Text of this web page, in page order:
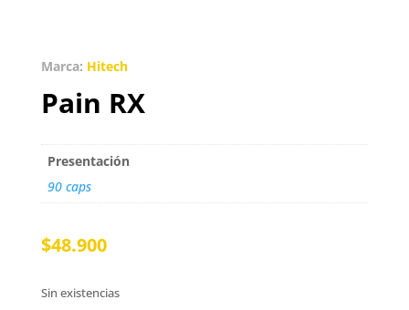
Marca: Hitech
Pain RX
Presentación
90 caps
$48.900
Sin existencias